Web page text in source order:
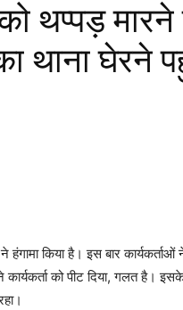
थप्पड़
थाना घेरने
हंगामा किया है। इस बार
को पीट दिया, गलत है।